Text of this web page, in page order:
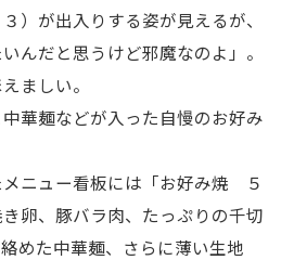
）が出入りする姿が見えるが、
んだと思うけど邪魔なのよ」。
ましい。
華麺などが入った自慢のお好み
ニュー看板には「お好み焼 ５
卵、豚バラ肉、たっぷりの千切
めた中華麺、さらに薄い生地